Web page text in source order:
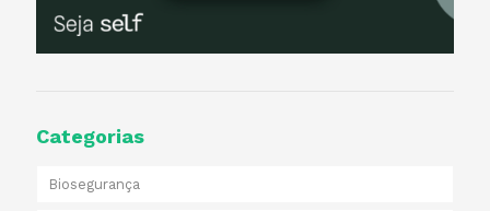
Categorias
Biosegurança